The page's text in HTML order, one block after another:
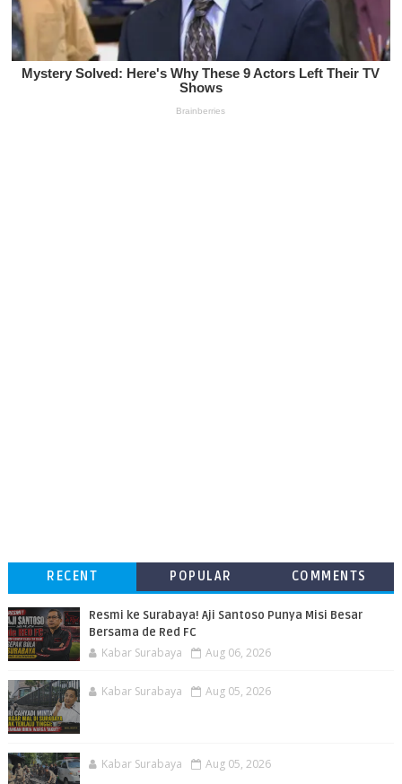
RECENT POPULAR COMMENTS
Resmi ke Surabaya! Aji Santoso Punya Misi Besar
Bersama de Red FC
Kabar Surabaya Aug 06, 2026
Kabar Surabaya Aug 05, 2026
Kabar Surabaya Aug 05, 2026